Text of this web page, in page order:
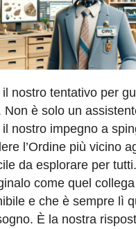
il nostro tentativo per
Non è solo un
il nostro impegno a
l’Ordine più vicino
da esplorare per tutti.
come quel
e che è sempre lì
È la nostra